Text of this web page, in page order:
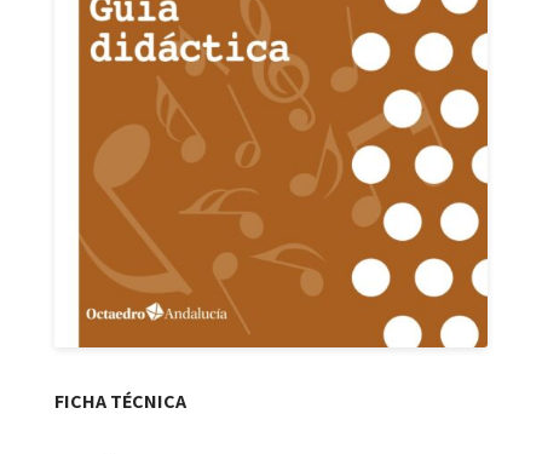
FICHA TÉCNICA